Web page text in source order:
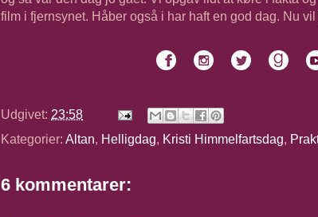
film i fjernsynet. Håber også i har haft en god dag. Nu
Udgivet: 23:58
Kategorier: Altan, Helligdag, Kristi Himmelfartsdag,
6 kommentarer: